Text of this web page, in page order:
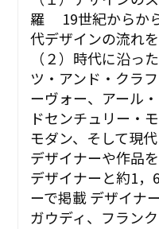
羅 19世紀からか
代デザインの流れ
（２）時代に沿っ
ツ・アンド・クラ
ーヴォー、アール
ドセンチュリー・
モダン、そして現
デザイナーや作品
デザイナーと約1，
ーで掲載 デザイナ
ガウディ、フラン